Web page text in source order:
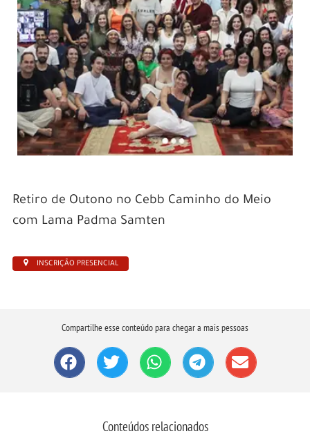
Retiro de Outono no Cebb Caminho do Meio
com Lama Padma Samten
INSCRIÇÃO PRESENCIAL
Compartilhe esse conteúdo para chegar a mais pessoas
Conteúdos relacionados